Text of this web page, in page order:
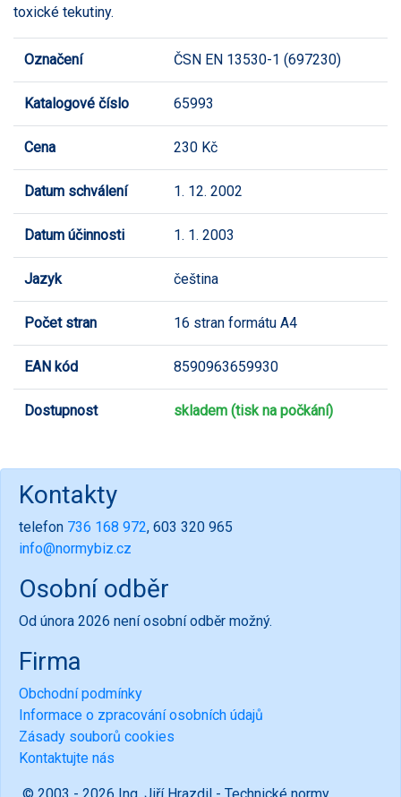
toxické tekutiny.
Označení ČSN EN 13530-1 (697230)
Katalogové číslo 65993
Cena 230 Kč
Datum schválení 1. 12. 2002
Datum účinnosti 1. 1. 2003
Jazyk čeština
Počet stran 16 stran formátu A4
EAN kód 8590963659930
Dostupnost skladem (tisk na počkání)
Kontakty
telefon 736 168 972, 603 320 965
info@normybiz.cz
Osobní odběr
Od února 2026 není osobní odběr možný.
Firma
Obchodní podmínky
Informace o zpracování osobních údajů
Zásady souborů cookies
Kontaktujte nás
© 2003 - 2026 Ing. Jiří Hrazdil - Technické normy